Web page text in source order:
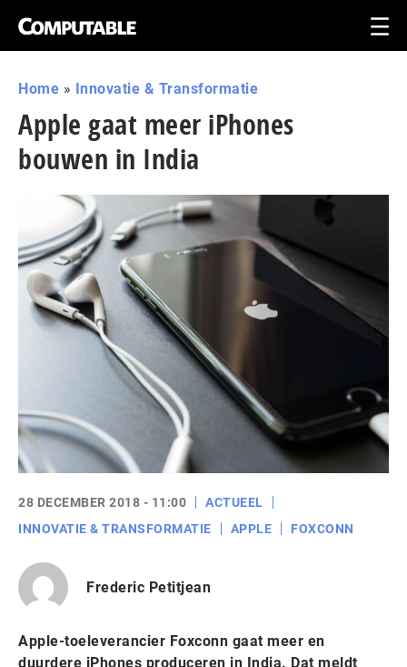
Home » Innovatie & Transformatie
Apple gaat meer iPhones
bouwen in India
28 DECEMBER 2018 - 11:00
ACTUEEL
INNOVATIE & TRANSFORMATIE
APPLE FOXCONN
Frederic Petitjean
Apple-toeleverancier Foxconn gaat meer en
duurdere iPhones produceren in India. Dat meldt